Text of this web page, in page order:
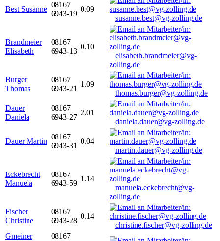
Best Susanne
08167
6943-19
0.09
susanne.best@vg-zolling.de
Brandmeier
Elisabeth
08167
6943-13
0.10
elisabeth.brandmeier@vg-
zolling.de
Burger
Thomas
08167
6943-21
1.09
thomas.burger@vg-zolling.de
Dauer
Daniela
08167
6943-27
2.01
daniela.dauer@vg-zolling.de
Dauer Martin
08167
6943-31
0.04
martin.dauer@vg-zolling.de
Eckebrecht
Manuela
08167
6943-59
1.14
manuela.eckebrecht@vg-
zolling.de
Fischer
Christine
08167
6943-28
0.14
christine.fischer@vg-zolling.de
Gmeiner
08167